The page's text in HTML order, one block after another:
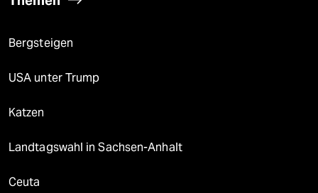
Bergsteigen
USA unter Trump
Katzen
Landtagswahl in Sachsen-Anhalt
Ceuta